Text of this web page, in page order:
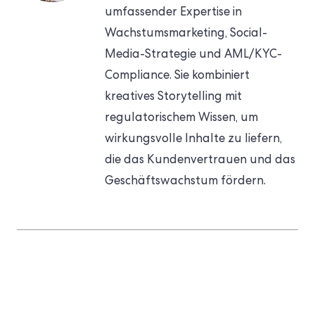
umfassender Expertise in
Wachstumsmarketing, Social-
Media-Strategie und AML/KYC-
Compliance. Sie kombiniert
kreatives Storytelling mit
regulatorischem Wissen, um
wirkungsvolle Inhalte zu liefern,
die das Kundenvertrauen und das
Geschäftswachstum fördern.